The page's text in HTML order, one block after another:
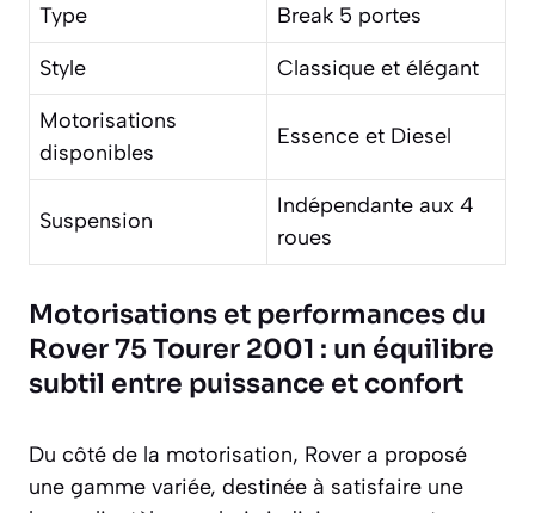
Type
Break 5 portes
Style
Classique et élégant
Motorisations
disponibles
Essence et Diesel
Suspension
Indépendante aux 4
roues
Motorisations et performances du
Rover 75 Tourer 2001 : un équilibre
subtil entre puissance et confort
Du côté de la motorisation, Rover a proposé
une gamme variée, destinée à satisfaire une